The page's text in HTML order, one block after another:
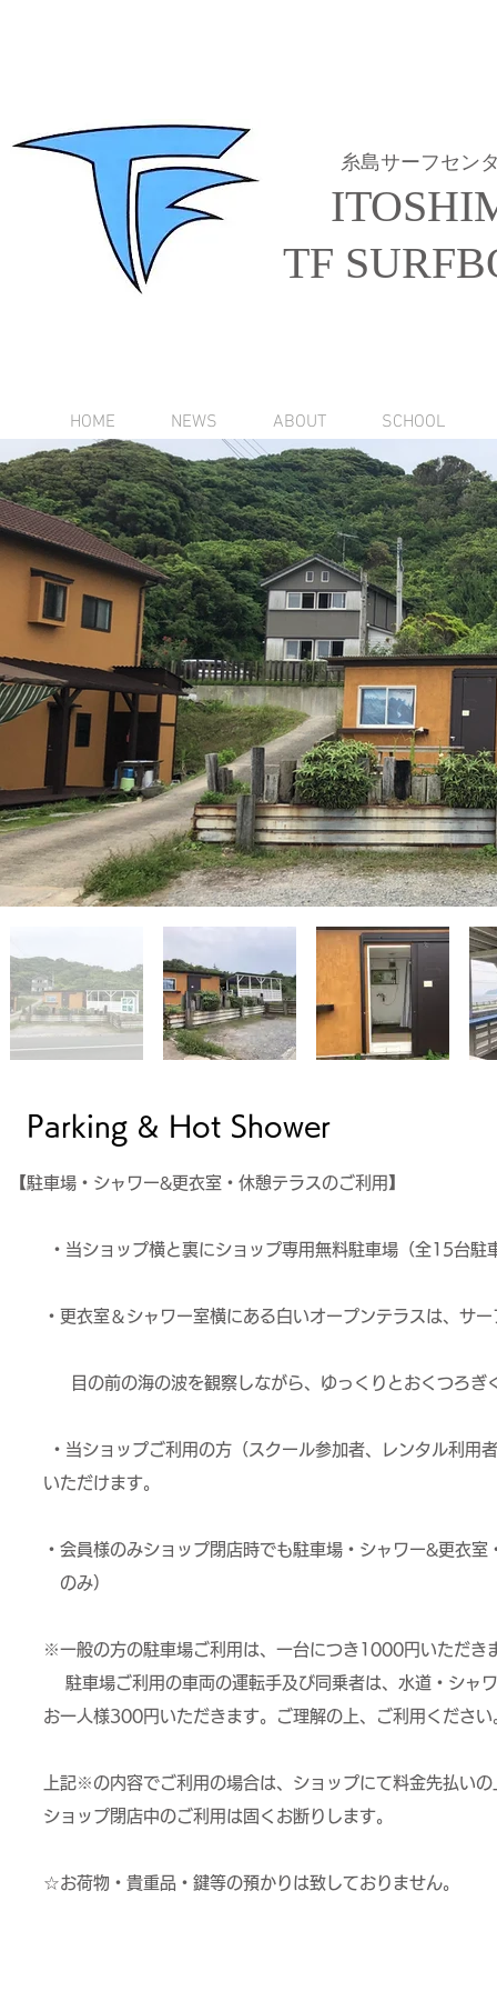
糸島サーフセン
TF
HOME NEWS ABOUT SCHOOL
​Parking & Hot Shower
【駐車場・シャワー&更衣室・休憩テラスのご利用】
・当ショップ横と裏にショップ専用無料駐車場（全15台駐
・更衣室＆シャワー室横にある白いオープンテラスは、サー
目の前の海の波を観察しながら、ゆっくりとおくつろぎ
・当ショップご利用の方（スクール参加者、レンタル利用者
いただけます。
・会員様のみショップ閉店時でも駐車場・シャワー&更衣室
のみ）
※一般の方の駐車場ご利用は、一台につき1000円いただきま
駐車場ご利用の車両の運転手及び同乗者は、水道・シャワ
お一人様300円いただきます。ご理解の上、ご利用ください
上記※の内容でご利用の場合は、ショップにて料金先払いの
ショップ閉店中のご利用は固くお断りします。
☆お荷物・貴重品・鍵等の預かりは致しておりません。